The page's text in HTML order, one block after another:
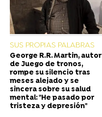
SUS PROPIAS PALABRAS
George R.R. Martin, autor
de Juego de tronos,
rompe su silencio tras
meses alejado y se
sincera sobre su salud
mental: "He pasado por
tristeza y depresión"